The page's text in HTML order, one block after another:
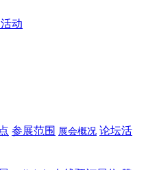
动
参展范围 展会概况 论坛活